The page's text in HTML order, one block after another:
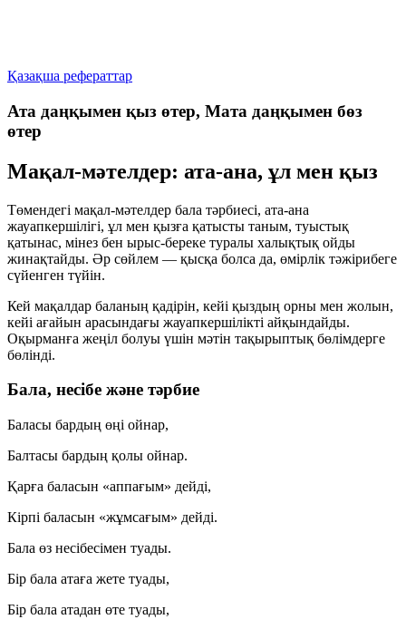
Қазақша рефераттар
Ата даңқымен қыз өтер, Мата даңқымен бөз
өтер
Мақал-мәтелдер: ата-ана, ұл мен қыз
Төмендегі мақал-мәтелдер бала тәрбиесі, ата-ана
жауапкершілігі, ұл мен қызға қатысты таным, туыстық
қатынас, мінез бен ырыс-береке туралы халықтық ойды
жинақтайды. Әр сөйлем — қысқа болса да, өмірлік тәжірибеге
сүйенген түйін.
Кей мақалдар баланың қадірін, кейі қыздың орны мен жолын,
кейі ағайын арасындағы жауапкершілікті айқындайды.
Оқырманға жеңіл болуы үшін мәтін тақырыптық бөлімдерге
бөлінді.
Бала, несібе және тәрбие
Баласы бардың өңі ойнар,
Балтасы бардың қолы ойнар.
Қарға баласын «аппағым» дейді,
Кірпі баласын «жұмсағым» дейді.
Бала өз несібесімен туады.
Бір бала атаға жете туады,
Бір бала атадан өте туады,